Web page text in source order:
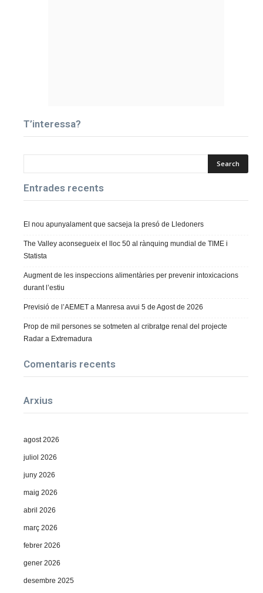
T’interessa?
Entrades recents
El nou apunyalament que sacseja la presó de Lledoners
The Valley aconsegueix el lloc 50 al rànquing mundial de TIME i
Statista
Augment de les inspeccions alimentàries per prevenir intoxicacions
durant l’estiu
Previsió de l’AEMET a Manresa avui 5 de Agost de 2026
Prop de mil persones se sotmeten al cribratge renal del projecte
Radar a Extremadura
Comentaris recents
Arxius
agost 2026
juliol 2026
juny 2026
maig 2026
abril 2026
març 2026
febrer 2026
gener 2026
desembre 2025